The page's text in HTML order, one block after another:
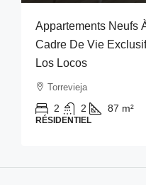
Appartements Neufs
Cadre De Vie
Los Locos
Torrevieja
2 2 87 m²
RÉSIDENTIEL